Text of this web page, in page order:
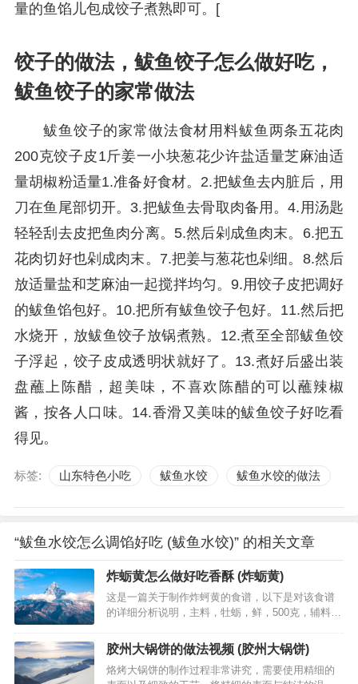
量的鱼馅儿包成饺子煮熟即可。[
饺子的做法，鲅鱼饺子怎么做好吃，
鲅鱼饺子的家常做法
鲅鱼饺子的家常做法食材用料鲅鱼两条五花肉
200克饺子皮1斤姜一小块葱花少许盐适量芝麻油适
量胡椒粉适量1.准备好食材。2.把鲅鱼去内脏后，用
刀在鱼尾部切开。3.把鲅鱼去骨取肉备用。4.用汤匙
轻轻刮去皮把鱼肉分离。5.然后剁成鱼肉末。6.把五
花肉切好也剁成肉末。7.把姜与葱花也剁细。8.然后
放适量盐和芝麻油一起搅拌均匀。9.用饺子皮把调好
的鲅鱼馅包好。10.把所有鲅鱼饺子包好。11.然后把
水烧开，放鲅鱼饺子放锅煮熟。12.煮至全部鲅鱼饺
子浮起，饺子皮成透明状就好了。13.煮好后盛出装
盘蘸上陈醋，超美味，不喜欢陈醋的可以蘸辣椒
酱，按各人口味。14.香滑又美味的鲅鱼饺子好吃看
得见。
标签: 山东特色小吃 鲅鱼水饺 鲅鱼水饺的做法
“鲅鱼水饺怎么调馅好吃 (鲅鱼水饺)” 的相关文章
炸蛎黄怎么做好吃香酥 (炸蛎黄)
这是一篇关于制作炸蚵黄的食谱，以下是对该食谱
的详细分析说明，主料，牡蛎，鲜，500克，辅料，
制，75克，、花椒盐，5克，做法，1.将蚵黄，牡
蛎，挑去杂质，…
胶州大锅饼的做法视频 (胶州大锅饼)
烙烤大锅饼的制作过程非常讲究，需要使用精细的